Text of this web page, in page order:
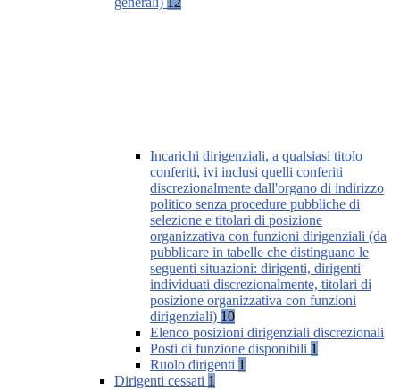
Incarichi dirigenziali, a qualsiasi titolo
conferiti, ivi inclusi quelli conferiti
discrezionalmente dall'organo di indirizzo
politico senza procedure pubbliche di
selezione e titolari di posizione
organizzativa con funzioni dirigenziali (da
pubblicare in tabelle che distinguano le
seguenti situazioni: dirigenti, dirigenti
individuati discrezionalmente, titolari di
posizione organizzativa con funzioni
dirigenziali) 10
Elenco posizioni dirigenziali discrezionali
Posti di funzione disponibili 1
Ruolo dirigenti 1
Dirigenti cessati 1